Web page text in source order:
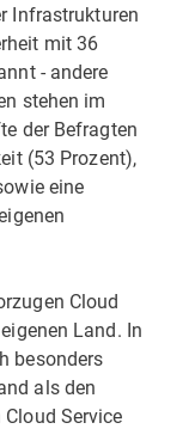
Infrastrukturen
mit 36
- andere
stehen im
der Befragten
(53 Prozent),
eine
Cloud
Land. In
besonders
als den
Service